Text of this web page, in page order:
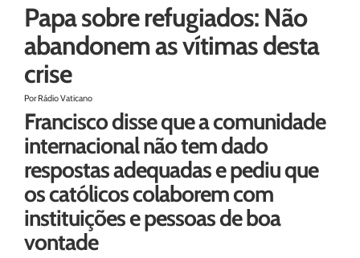
Papa sobre refugiados: Não
abandonem as vítimas desta
crise
Por Rádio Vaticano
Francisco disse que a comunidade
internacional não tem dado
respostas adequadas e pediu que
os católicos colaborem com
instituições e pessoas de boa
vontade